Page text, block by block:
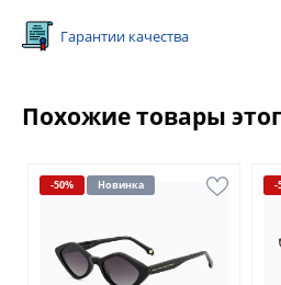
Гарантии качества
Похожие товары
-50% Новинка -